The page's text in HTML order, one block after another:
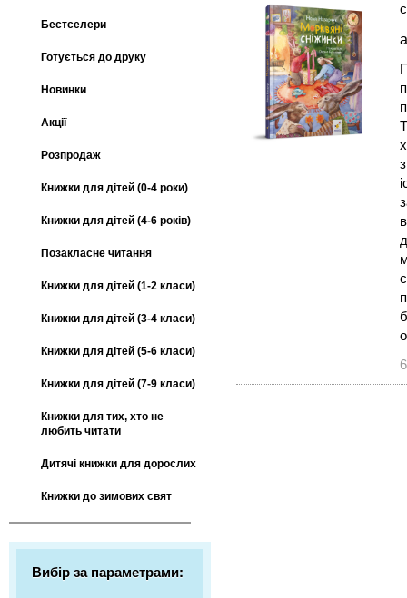
Бестселери
Готується до друку
Новинки
Акції
Розпродаж
Книжки для дітей (0-4 роки)
Книжки для дітей (4-6 років)
Позакласне читання
Книжки для дітей (1-2 класи)
Книжки для дітей (3-4 класи)
Книжки для дітей (5-6 класи)
Книжки для дітей (7-9 класи)
Книжки для тих, хто не
любить читати
Дитячі книжки для дорослих
Книжки до зимових свят
Вибір за параметрами: